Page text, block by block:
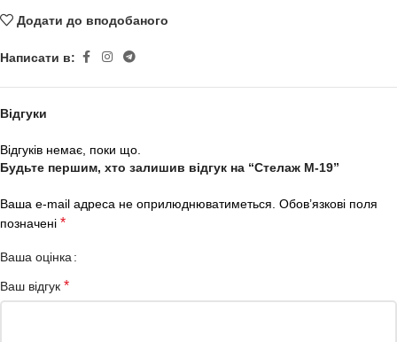
Додати до вподобаного
Написати в:
Відгуки
Відгуків немає, поки що.
Будьте першим, хто залишив відгук на “Стелаж М-19”
Ваша e-mail адреса не оприлюднюватиметься. Обов’язкові поля
позначені *
Ваша оцінка
Ваш відгук *